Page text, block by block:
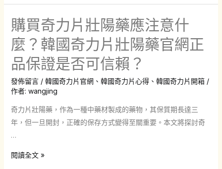
是
否
真
的
能
全
面
提
升？
男
性
分
享
真
實
用
心
得！
分
真
假
奇
力
片
陽
藥？
購買奇力片壯陽藥應注意什
麼？韓國奇力片壯陽藥官網正
品保證是否可信賴？
發佈留言 / 韓國奇力片官網、 韓國奇力片心得、 韓國奇力片開箱/
作者: wangjing
奇力片壯陽藥，作為一種中藥材製成的藥物，其保質期長達三
年，但一旦開封，正確的保存方式變得至關重要。本文將探討奇
…
購
閱讀全文 »